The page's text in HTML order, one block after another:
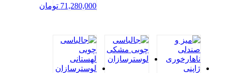
71,280,000 تومان